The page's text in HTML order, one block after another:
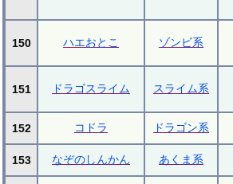
150 ハエおとこ ゾンビ系
151 ドラゴスライム スライム系
152 コドラ ドラゴン系
153 なぞのしんかん あくま系